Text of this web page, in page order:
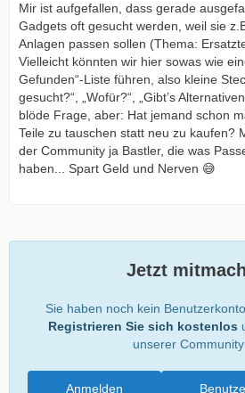
Mir ist aufgefallen, dass gerade
Gadgets oft gesucht werden, weil sie
Anlagen passen sollen (Thema:
Vielleicht könnten wir hier sowas wie
Gefunden“-Liste führen, also kleine
gesucht?“, „Wofür?“, „Gibt’s
blöde Frage, aber: Hat jemand schon
Teile zu tauschen statt neu zu kaufen?
der Community ja Bastler, die was
haben... Spart Geld und Nerven 😅
Jetzt
Sie haben noch kein
Registrieren Sie sich kostenlos
unserer
Anmelden